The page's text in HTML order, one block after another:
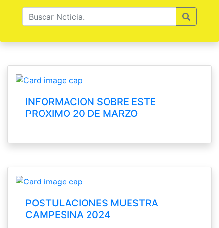
INFORMACION SOBRE ESTE
PROXIMO 20 DE MARZO
POSTULACIONES MUESTRA
CAMPESINA 2024